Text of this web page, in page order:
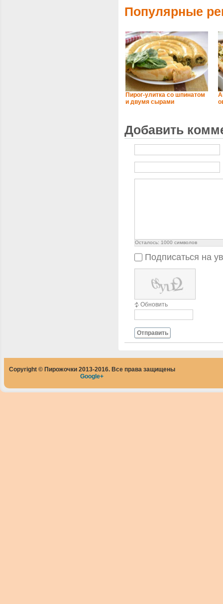
Популярные
Пирог-улитка со шпинатом
и двумя сырами
Добавить
Осталось: 1000 символов
Подписаться на
Обновить
Отправить
Copyright © Пирожочки 2013-2016. Все права защищены
Google+